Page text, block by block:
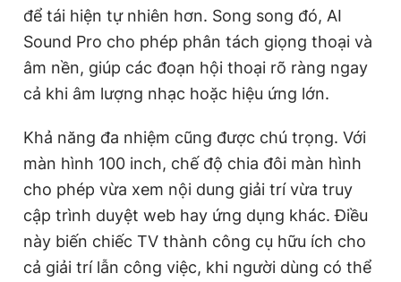
để tái hiện tự nhiên hơn. Song song đó, AI
Sound Pro cho phép phân tách giọng thoại và
âm nền, giúp các đoạn hội thoại rõ ràng ngay
cả khi âm lượng nhạc hoặc hiệu ứng lớn.
Khả năng đa nhiệm cũng được chú trọng. Với
màn hình 100 inch, chế độ chia đôi màn hình
cho phép vừa xem nội dung giải trí vừa truy
cập trình duyệt web hay ứng dụng khác. Điều
này biến chiếc TV thành công cụ hữu ích cho
cả giải trí lẫn công việc, khi người dùng có thể